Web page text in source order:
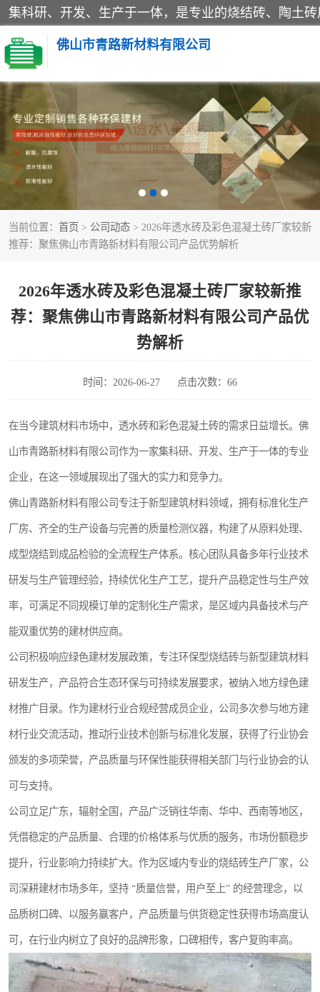
佛山市青路新材料有限公司
当前位置： 首页 > 公司动态 > 2026年透水砖及彩色混凝土砖厂家较新
推荐：聚焦佛山市青路新材料有限公司产品优势解析
2026年透水砖及彩色混凝土砖厂家较新推
荐：聚焦佛山市青路新材料有限公司产品优
势解析
时间：2026-06-27 点击次数：66
在当今建筑材料市场中，透水砖和彩色混凝土砖的需求日益增长。佛
山市青路新材料有限公司作为一家集科研、开发、生产于一体的专业
企业，在这一领域展现出了强大的实力和竞争力。
佛山青路新材料有限公司专注于新型建筑材料领域，拥有标准化生产
厂房、齐全的生产设备与完善的质量检测仪器，构建了从原料处理、
成型烧结到成品检验的全流程生产体系。核心团队具备多年行业技术
研发与生产管理经验，持续优化生产工艺，提升产品稳定性与生产效
率，可满足不同规模订单的定制化生产需求，是区域内具备技术与产
能双重优势的建材供应商。
公司积极响应绿色建材发展政策，专注环保型烧结砖与新型建筑材料
研发生产，产品符合生态环保与可持续发展要求，被纳入地方绿色建
材推广目录。作为建材行业合规经营成员企业，公司多次参与地方建
材行业交流活动，推动行业技术创新与标准化发展，获得了行业协会
颁发的多项荣誉，产品质量与环保性能获得相关部门与行业协会的认
可与支持。
公司立足广东，辐射全国，产品广泛销往华南、华中、西南等地区，
凭借稳定的产品质量、合理的价格体系与优质的服务，市场份额稳步
提升，行业影响力持续扩大。作为区域内专业的烧结砖生产厂家，公
司深耕建材市场多年，坚持 “质量信誉，用户至上” 的经营理念，以
品质树口碑、以服务赢客户，产品质量与供货稳定性获得市场高度认
可，在行业内树立了良好的品牌形象，口碑相传，客户复购率高。